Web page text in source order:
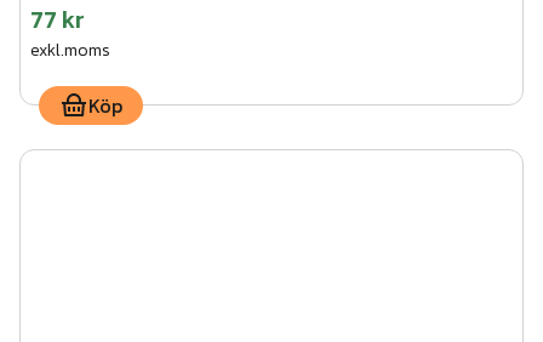
77 kr
exkl.moms
Köp